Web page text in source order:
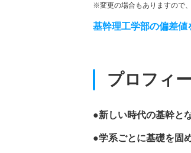
※変更の場合もありますので
基幹理工学部の偏差値
プロフィ
●新しい時代の基幹と
●学系ごとに基礎を固